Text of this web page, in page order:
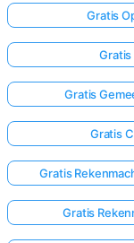
Gratis
Gratis
Gratis
Gratis
Gratis